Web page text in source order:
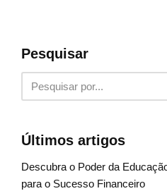
Pesquisar
Últimos artigos
Descubra o Poder da
para o Sucesso Financeiro